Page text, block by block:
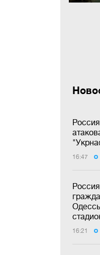
16:47
16:21